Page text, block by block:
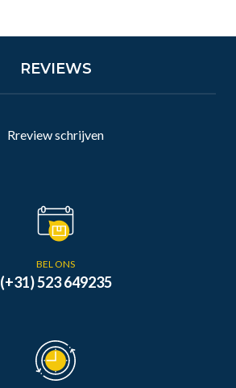
REVIEWS
Rreview schrijven
BEL ONS
(+31) 523 649235